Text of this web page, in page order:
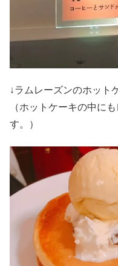
↓ラムレーズンのホット
（ホットケーキの中に
す。）